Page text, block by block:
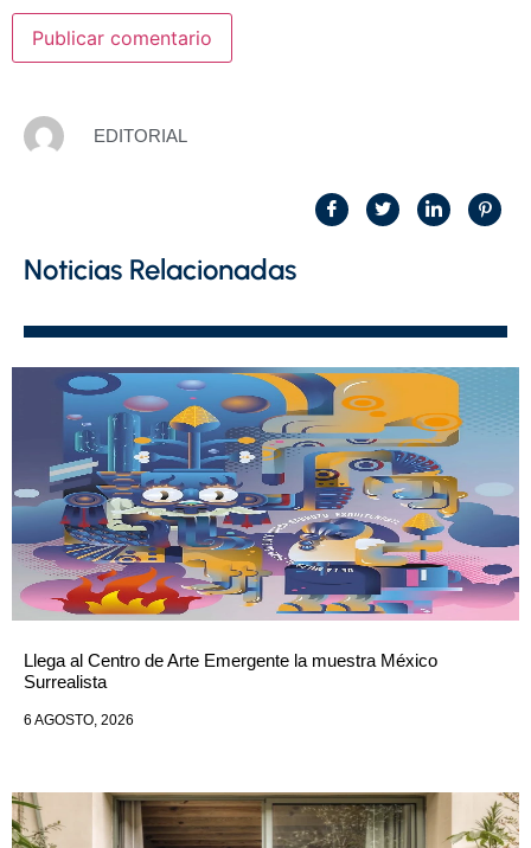
EDITORIAL
Noticias Relacionadas
Llega al Centro de Arte Emergente la muestra México
Surrealista
6 AGOSTO, 2026